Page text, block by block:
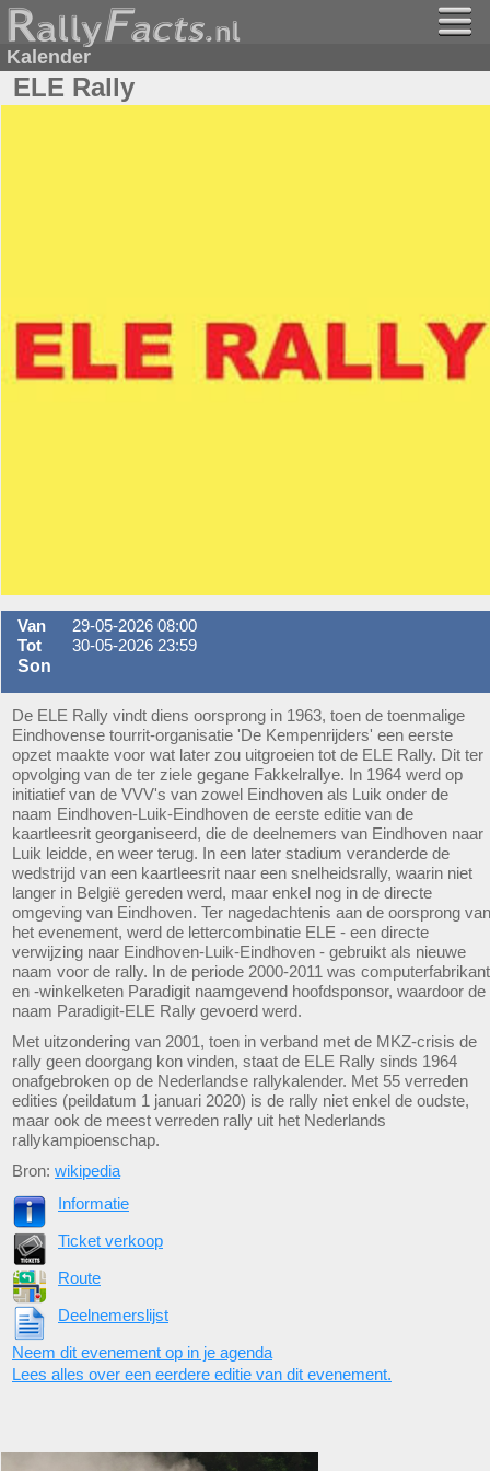
Kalender
ELE Rally
Van
29-05-2026 08:00
Tot
30-05-2026 23:59
Son
De ELE Rally vindt diens oorsprong in 1963, toen de toenmalige
Eindhovense tourrit-organisatie 'De Kempenrijders' een eerste
opzet maakte voor wat later zou uitgroeien tot de ELE Rally. Dit ter
opvolging van de ter ziele gegane Fakkelrallye. In 1964 werd op
initiatief van de VVV's van zowel Eindhoven als Luik onder de
naam Eindhoven-Luik-Eindhoven de eerste editie van de
kaartleesrit georganiseerd, die de deelnemers van Eindhoven naar
Luik leidde, en weer terug. In een later stadium veranderde de
wedstrijd van een kaartleesrit naar een snelheidsrally, waarin niet
langer in België gereden werd, maar enkel nog in de directe
omgeving van Eindhoven. Ter nagedachtenis aan de oorsprong van
het evenement, werd de lettercombinatie ELE - een directe
verwijzing naar Eindhoven-Luik-Eindhoven - gebruikt als nieuwe
naam voor de rally. In de periode 2000-2011 was computerfabrikant
en -winkelketen Paradigit naamgevend hoofdsponsor, waardoor de
naam Paradigit-ELE Rally gevoerd werd.
Met uitzondering van 2001, toen in verband met de MKZ-crisis de
rally geen doorgang kon vinden, staat de ELE Rally sinds 1964
onafgebroken op de Nederlandse rallykalender. Met 55 verreden
edities (peildatum 1 januari 2020) is de rally niet enkel de oudste,
maar ook de meest verreden rally uit het Nederlands
rallykampioenschap.
Bron: wikipedia
Informatie
Ticket verkoop
Route
Deelnemerslijst
Neem dit evenement op in je agenda
Lees alles over een eerdere editie van dit evenement.